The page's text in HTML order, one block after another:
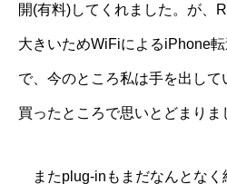
開(有料)してくれました。が、
大きいためWiFiによるiPhone
で、今のところ私は手を出し
買ったところで思いとどまりま
またplug-inもまだなんとなく